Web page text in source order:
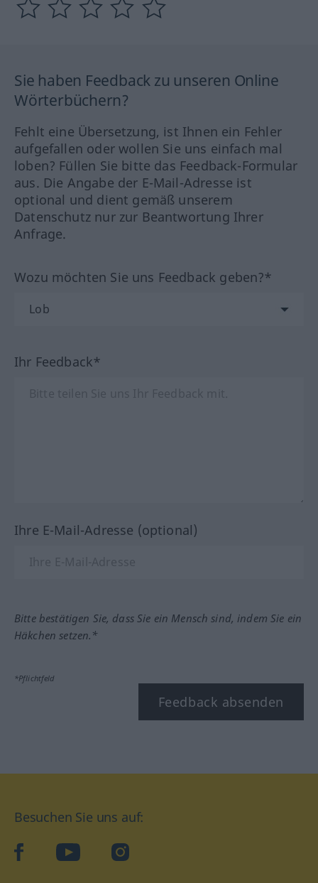
Sie haben Feedback zu unseren Online
Wörterbüchern?
Fehlt eine Übersetzung, ist Ihnen ein Fehler
aufgefallen oder wollen Sie uns einfach mal
loben? Füllen Sie bitte das Feedback-Formular
aus. Die Angabe der E-Mail-Adresse ist
optional und dient gemäß unserem
Datenschutz nur zur Beantwortung Ihrer
Anfrage.
Wozu möchten Sie uns Feedback geben?*
Ihr Feedback*
Ihre E-Mail-Adresse (optional)
Bitte bestätigen Sie, dass Sie ein Mensch sind, indem Sie ein
Häkchen setzen.*
*Pflichtfeld
Feedback absenden
Besuchen Sie uns auf:
facebookYouTube Instagram